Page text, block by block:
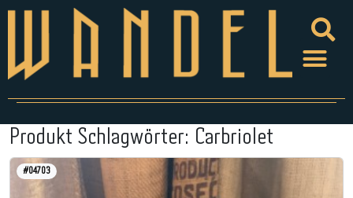
Produkt Schlagwörter: Carbriolet
#04703